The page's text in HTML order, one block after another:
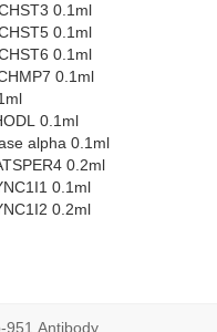
0.1ml
0.1ml
0.1ml
0.1ml
0.1ml
alpha 0.1ml
0.2ml
0.1ml
0.2ml